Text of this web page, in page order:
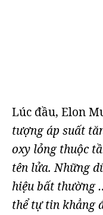
Lúc đầu, Elon
tượng áp suất
oxy lỏng thuộc
tên lửa. Những
hiệu bất thường
thể tự tin khẳng